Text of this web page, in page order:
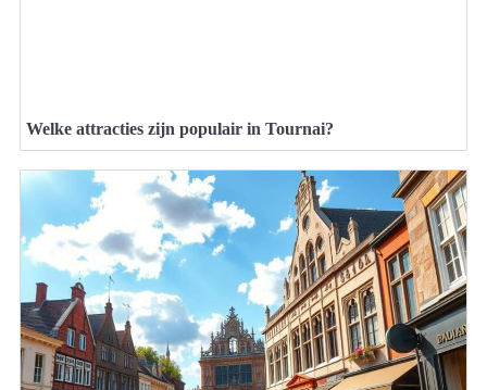
Welke attracties zijn populair in Tournai?